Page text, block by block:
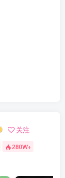
关注
280W+